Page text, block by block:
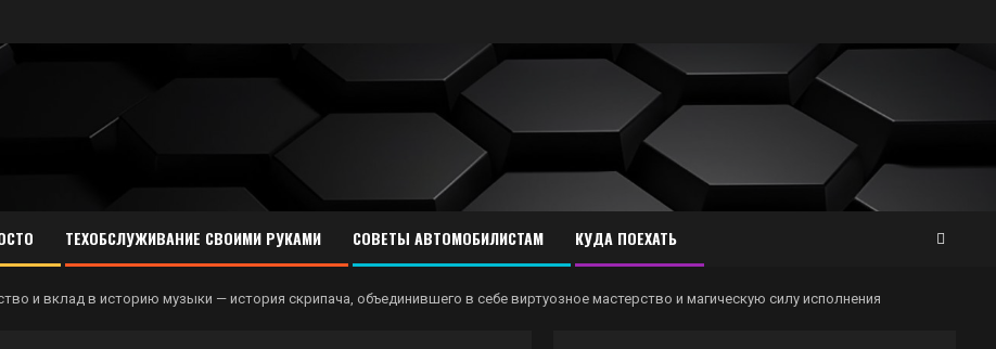
ТЕХОБСЛУЖИВАНИЕ СВОИМИ РУКАМИ СОВЕТЫ АВТОМОБИЛИСТАМ КУДА ПОЕХАТЬ
и вклад в историю музыки — история скрипача, объединившего в себе виртуозное мастерство и магическую силу исполнения